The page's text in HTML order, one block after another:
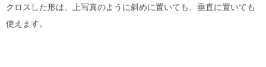
クロスした形は、上写真のように斜めに置いても、垂直に置いても
使えます。